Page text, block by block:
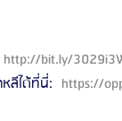
http://bit.ly/
ลีได้ที่นี่: https://